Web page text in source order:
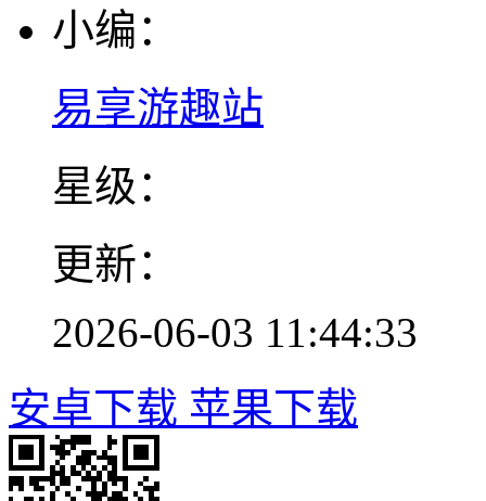
小编：
易享游趣站
星级：
更新：
2026-06-03 11:44:33
安卓下载 苹果下载